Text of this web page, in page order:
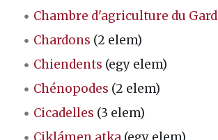
Chambre d'agriculture du Gard
Chardons (2 elem)
Chiendents (egy elem)
Chénopodes (2 elem)
Cicadelles (3 elem)